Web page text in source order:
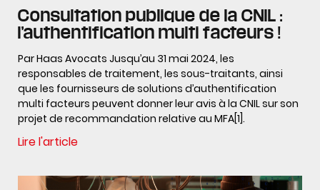
Consultation publique de la CNIL :
l’authentification multi facteurs !
Par Haas Avocats Jusqu’au 31 mai 2024, les
responsables de traitement, les sous-traitants, ainsi
que les fournisseurs de solutions d’authentification
multi facteurs peuvent donner leur avis à la CNIL sur son
projet de recommandation relative au MFA[1].
Lire l'article